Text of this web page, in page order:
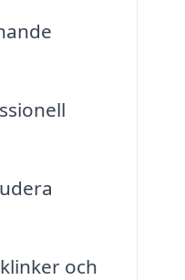
och